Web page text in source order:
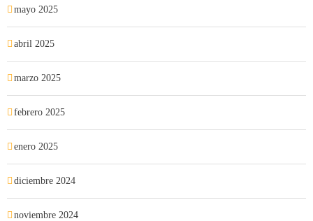
mayo 2025
abril 2025
marzo 2025
febrero 2025
enero 2025
diciembre 2024
noviembre 2024